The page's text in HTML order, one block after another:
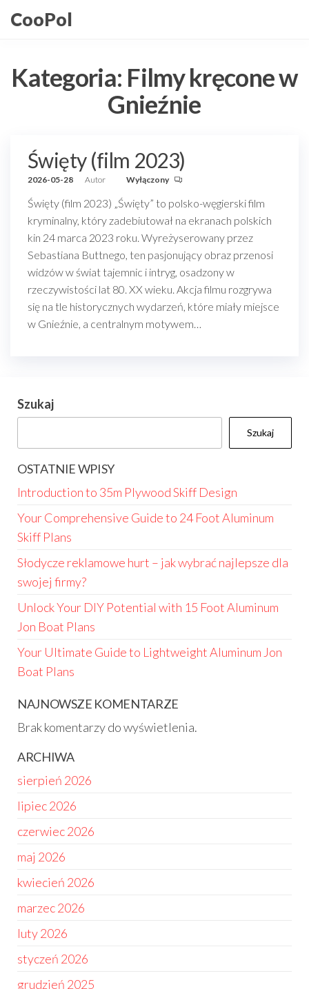
doCooPol
Kategoria: Filmy kręcone w
Gnieźnie
Święty (film 2023)
2026-05-28 Autor Wyłączony
Święty (film 2023) „Święty” to polsko-węgierski film
kryminalny, który zadebiutował na ekranach polskich
kin 24 marca 2023 roku. Wyreżyserowany przez
Sebastiana Buttnego, ten pasjonujący obraz przenosi
widzów w świat tajemnic i intryg, osadzony w
rzeczywistości lat 80. XX wieku. Akcja filmu rozgrywa
się na tle historycznych wydarzeń, które miały miejsce
w Gnieźnie, a centralnym motywem…
Szukaj
Szukaj
OSTATNIE WPISY
Introduction to 35m Plywood Skiff Design
Your Comprehensive Guide to 24 Foot Aluminum
Skiff Plans
Słodycze reklamowe hurt – jak wybrać najlepsze dla
swojej firmy?
Unlock Your DIY Potential with 15 Foot Aluminum
Jon Boat Plans
Your Ultimate Guide to Lightweight Aluminum Jon
Boat Plans
NAJNOWSZE KOMENTARZE
Brak komentarzy do wyświetlenia.
ARCHIWA
sierpień 2026
lipiec 2026
czerwiec 2026
maj 2026
kwiecień 2026
marzec 2026
luty 2026
styczeń 2026
grudzień 2025